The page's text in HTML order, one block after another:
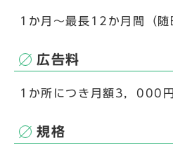
1か月～最長12か月間（随
広告料
1か所につき月額3，000円
規格